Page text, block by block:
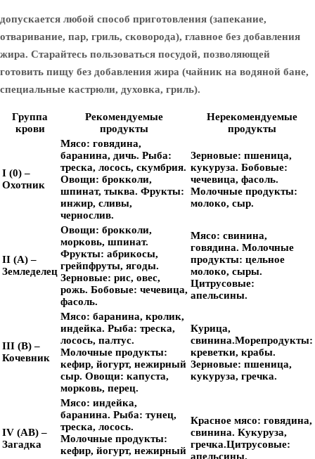
допускается любой способ приготовления (запекание,
отваривание, пар, гриль, сковорода), главное без добавления
жира. Старайтесь пользоваться посудой, позволяющей
готовить пищу без добавления жира (чайник на водяной бане,
специальные кастрюли, духовка, гриль).
Группа
крови
Рекомендуемые
продукты
Нерекомендуемые
продукты
I (0) –
Охотник
Мясо: говядина,
баранина, дичь. Рыба:
треска, лосось, скумбрия.
Овощи: брокколи,
шпинат, тыква. Фрукты:
инжир, сливы,
чернослив.
Зерновые: пшеница,
кукуруза. Бобовые:
чечевица, фасоль.
Молочные продукты:
молоко, сыр.
II (A) –
Земледелец
Овощи: брокколи,
морковь, шпинат.
Фрукты: абрикосы,
грейпфруты, ягоды.
Зерновые: рис, овес,
рожь. Бобовые: чечевица,
фасоль.
Мясо: свинина,
говядина. Молочные
продукты: цельное
молоко, сыры.
Цитрусовые:
апельсины.
III (B) –
Кочевник
Мясо: баранина, кролик,
индейка. Рыба: треска,
лосось, палтус.
Молочные продукты:
кефир, йогурт, нежирный
сыр. Овощи: капуста,
морковь, перец.
Курица,
свинина.Морепродукты:
креветки, крабы.
Зерновые: пшеница,
кукуруза, гречка.
IV (AB) –
Загадка
Мясо: индейка,
баранина. Рыба: тунец,
треска, лосось.
Молочные продукты:
кефир, йогурт, нежирный
Красное мясо: говядина,
свинина. Кукуруза,
гречка.Цитрусовые:
апельсины.